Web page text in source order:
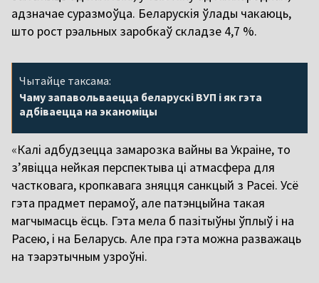
адзначае суразмоўца. Беларускія ўлады чакаюць,
што рост рэальных заробкаў складзе 4,7 %.
Чытайце таксама:
Чаму запавольваецца беларускі ВУП і як гэта
адбіваецца на эканоміцы
«Калі адбудзецца замарозка вайны ва Украіне, то
з’явіцца нейкая перспектыва ці атмасфера для
частковага, кропкавага зняцця санкцый з Расеі. Усё
гэта прадмет перамоў, але патэнцыйна такая
магчымасць ёсць. Гэта мела б пазітыўны ўплыў і на
Расею, і на Беларусь. Але пра гэта можна разважаць
на тэарэтычным узроўні.